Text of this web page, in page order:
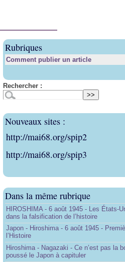
Rubriques
Comment publier un article
Rechercher :
Nouveaux sites :
http://mai68.org/spip2
http://mai68.org/spip3
Dans la même rubrique
HIROSHIMA - 6 août 1945 - Les États-
dans la falsification de l’histoire
Japon - Hiroshima - 6 août 1945 -
l’Histoire
Hiroshima - Nagazaki - Ce n’est pas la
poussé le Japon à capituler